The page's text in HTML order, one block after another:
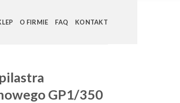
O FIRMIE FAQ KONTAKT
GP1/350